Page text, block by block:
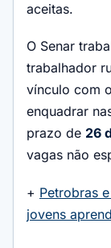
aceitas.
O Senar
trabalhador
vínculo com
enquadrar
prazo de 26
vagas não
+ Petrobras
jovens